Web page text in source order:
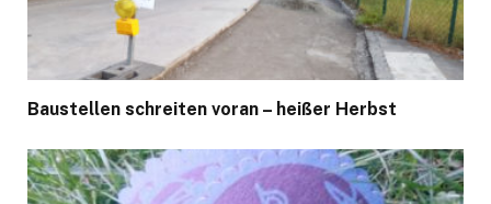
Baustellen schreiten voran – heißer Herbst